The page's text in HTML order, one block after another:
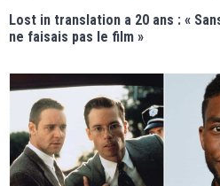
Lost in translation a 20 ans : «
ne faisais pas le film »